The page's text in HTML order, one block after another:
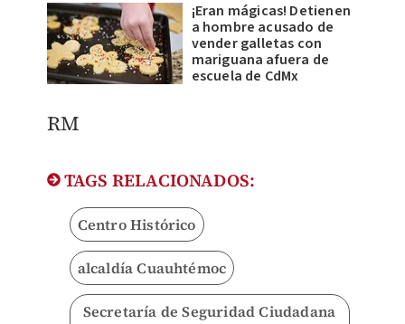
¡Eran mágicas! Detienen
a hombre acusado de
vender galletas con
mariguana afuera de
escuela de CdMx
RM
TAGS RELACIONADOS:
Centro Histórico
alcaldía Cuauhtémoc
Secretaría de Seguridad Ciudadana